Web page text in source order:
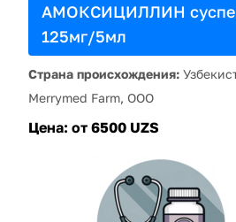
АМОКСИЦИЛЛИН
125мг/5мл
Страна происхождения:
Merrymed Farm, ООО
Цена: от 6500 UZS